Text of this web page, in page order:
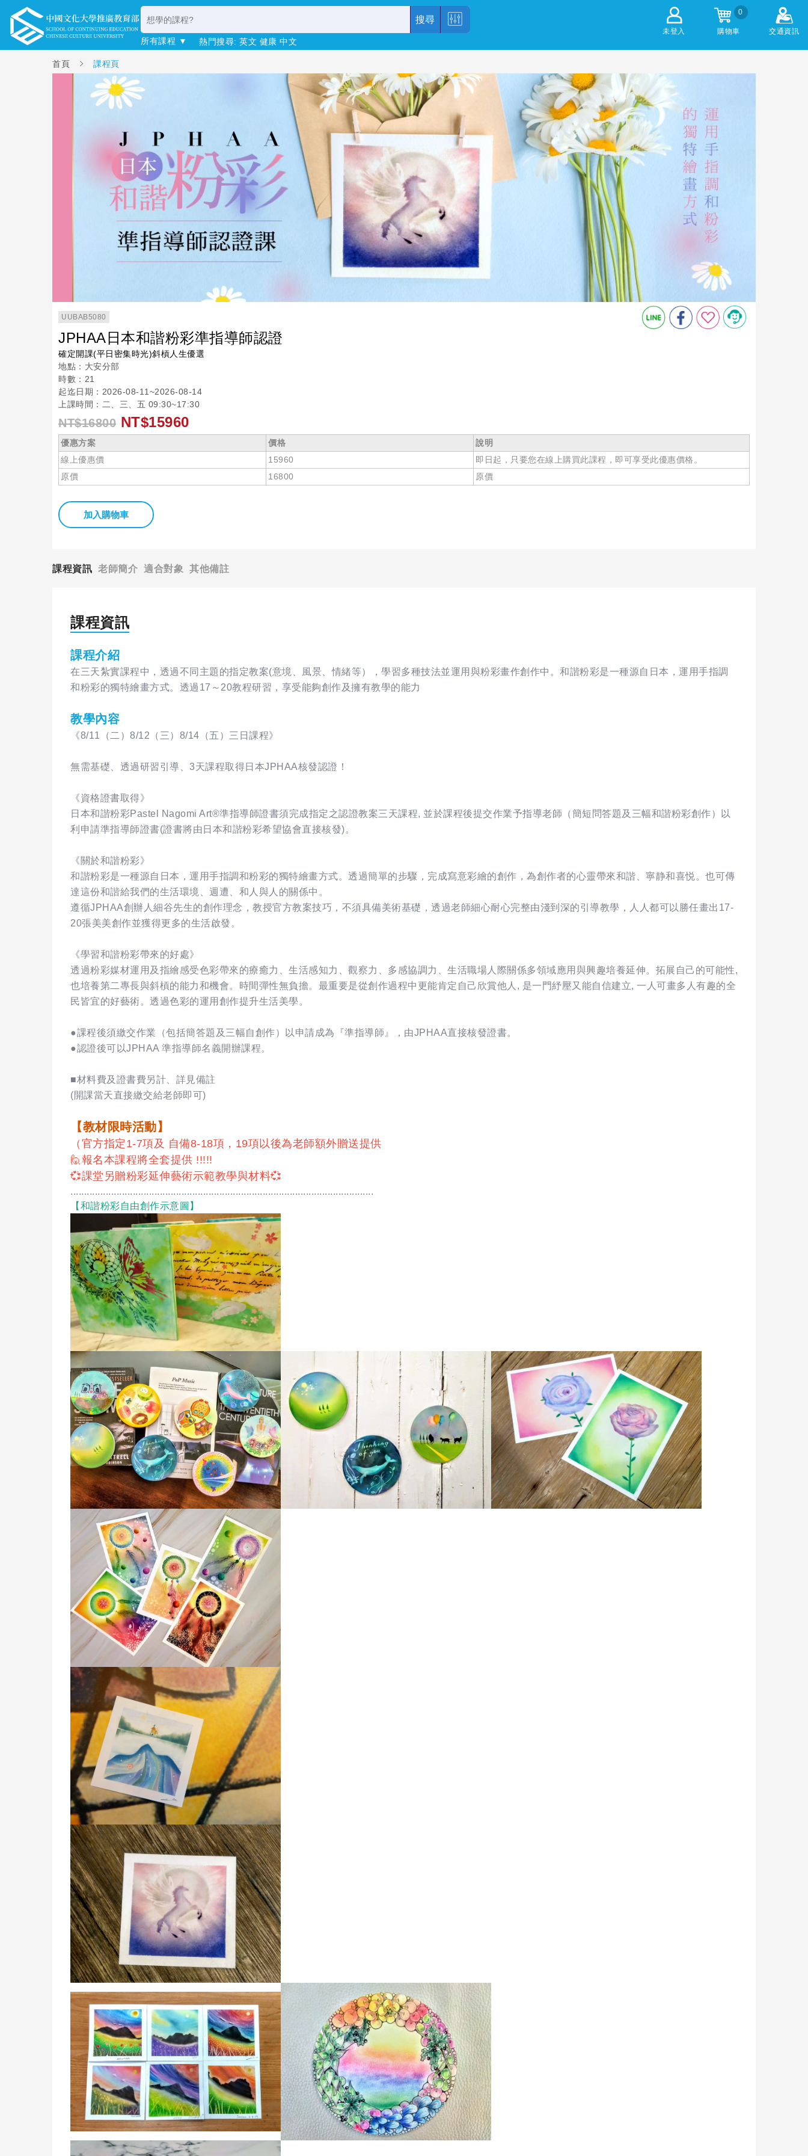
未登入
0
購物車 交通資訊
搜尋
所有課程 ▼ 熱門搜尋: 英文 健康 中文
首頁 課程頁
UUBAB5080
JPHAA日本和諧粉彩準指導師認證
確定開課(平日密集時光)斜槓人生優選
地點：大安分部
時數：21
起迄日期：2026-08-11~2026-08-14
上課時間：二、三、五 09:30~17:30
NT$16800 NT$15960
優惠方案 價格
說明
線上優惠價
15960
即日起，只要您在線上購買此課程，即可享受此優惠價格。
原價
16800 原價
加入購物車
課程資訊 老師簡介 適合對象 其他備註
課程資訊
課程介紹
在三天紮實課程中，透過不同主題的指定教案(意境、風景、情緒等），學習多種技法並運用與粉彩畫作創作中。和諧粉彩是一種源自日本，運用手指調
和粉彩的獨特繪畫方式。透過17～20教程研習，享受能夠創作及擁有教學的能力
教學內容
《8/11（二）8/12（三）8/14（五）三日課程》
無需基礎、透過研習引導、3天課程取得日本JPHAA核發認證！
《資格證書取得》
日本和諧粉彩Pastel Nagomi Art®準指導師證書須完成指定之認證教案三天課程, 並於課程後提交作業予指導老師（簡短問答題及三幅和諧粉彩創作）以
利申請準指導師證書(證書將由日本和諧粉彩希望協會直接核發)。
《關於和諧粉彩》
和諧粉彩是一種源自日本，運用手指調和粉彩的獨特繪畫方式。透過簡單的步驟，完成寫意彩繪的創作，為創作者的心靈帶來和諧、寧静和喜悦。也可傳
達這份和諧給我們的生活環境、週遭、和人與人的關係中。
遵循JPHAA創辦人細谷先生的創作理念，教授官方教案技巧，不須具備美術基礎，透過老師細心耐心完整由淺到深的引導教學，人人都可以勝任畫出17-
20張美美創作並獲得更多的生活啟發。
《學習和諧粉彩帶來的好處》
透過粉彩媒材運用及指繪感受色彩帶來的療癒力、生活感知力、觀察力、多感協調力、生活職場人際關係多領域應用與興趣培養延伸。拓展自己的可能性,
也培養第二專長與斜槓的能力和機會。時間彈性無負擔。最重要是從創作過程中更能肯定自己欣賞他人, 是一門紓壓又能自信建立, 一人可畫多人有趣的全
民皆宜的好藝術。透過色彩的運用創作提升生活美學。
●課程後須繳交作業（包括簡答題及三幅自創作）以申請成為『準指導師』，由JPHAA直接核發證書。
●認證後可以JPHAA 準指導師名義開辦課程。
■材料費及證書費另計、詳見備註
(開課當天直接繳交給老師即可)
【教材限時活動】
（官方指定1-7項及 自備8-18項，19項以後為老師額外贈送提供
🙋報名本課程將全套提供 !!!!!
💞課堂另贈粉彩延伸藝術示範教學與材料💞
................................................................................................................
【和諧粉彩自由創作示意圖】